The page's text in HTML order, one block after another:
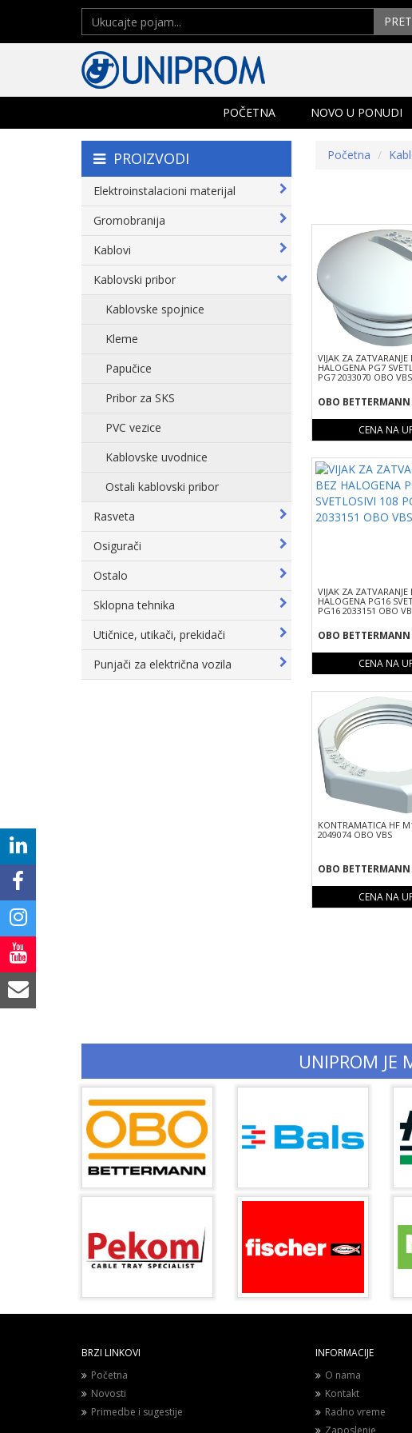
POČETNA
NOVO U PONUDI
PROIZVODI
Elektroinstalacioni materijal
Gromobranija
Kablovi
Kablovski pribor
Kablovske spojnice
Kleme
Papučice
Pribor za SKS
PVC vezice
Kablovske uvodnice
Ostali kablovski pribor
Rasveta
Osigurači
Ostalo
Sklopna tehnika
Utičnice, utikači, prekidači
Punjači za električna vozila
Početna
VIJAK ZA ZATVARANJE
HALOGENA PG7
PG7 2033070 OBO VBS
OBO BETTERMANN
CENA NA
VIJAK ZA ZATVARANJE
HALOGENA PG16
PG16 2033151 OBO
OBO BETTERMANN
CENA NA
KONTRAMATICA HF
2049074 OBO VBS
OBO BETTERMANN
CENA NA
UNIPROM JE
BRZI LINKOVI
Početna
Novosti
Primedbe i sugestije
INFORMACIJE
O nama
Kontakt
Radno vreme
Zaposlenje